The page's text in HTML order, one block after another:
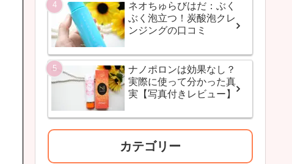
ネオちゅらびはだ：ぶく
ぶく泡立つ！炭酸泡クレ
ンジングの口コミ
ナノポロンは効果なし？
実際に使って分かった真
実【写真付きレビュー】
カテゴリー